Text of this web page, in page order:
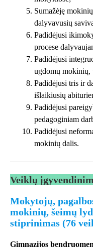
Sumažėję
dalyvavusių
Padidėjusi
procese
Padidėjusi
ugdomų mokinių,
Padidėjusi tris ir
išlaikiusių
Padidėjusi
pedagoginiam
Padidėjusi
mokinių dalis.
Veiklų
Mokytojų,
mokinių, šeimų
stiprinimas (76
Gimnazijos